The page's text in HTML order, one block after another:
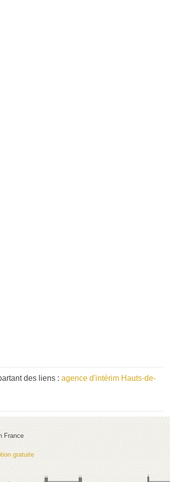
des liens : agence d'intérim Hauts-de-
France
gratuite